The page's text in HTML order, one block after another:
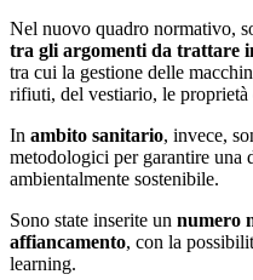
Nel nuovo quadro normativo,
tra gli argomenti da trattare
tra cui la gestione delle
rifiuti, del vestiario, le
In ambito sanitario, invece,
metodologici per garantire una
ambientalmente sostenibile.
Sono state inserite un numero
affiancamento, con la
learning.